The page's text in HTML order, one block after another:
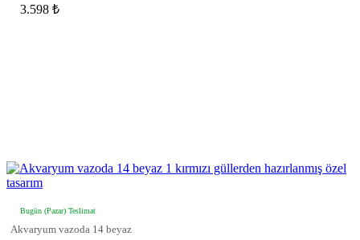
3.598 ₺
Bugün (Pazar) Teslimat
Akvaryum vazoda 14 beyaz